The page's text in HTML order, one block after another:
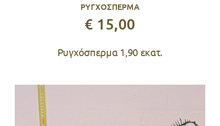
ΡΥΓΧΟΣΠΕΡΜΑ
€ 15,00
Ρυγχόσπερμα 1,90 εκατ.